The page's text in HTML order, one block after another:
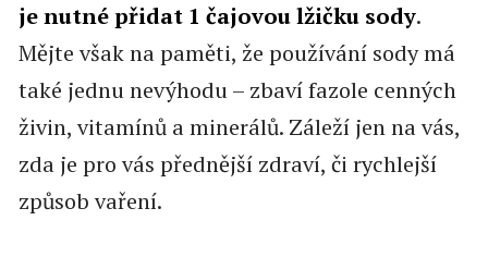
je nutné přidat 1 čajovou lžičku sody.
Mějte však na paměti, že používání sody má
také jednu nevýhodu – zbaví fazole cenných
živin, vitamínů a minerálů. Záleží jen na vás,
zda je pro vás přednější zdraví, či rychlejší
způsob vaření.